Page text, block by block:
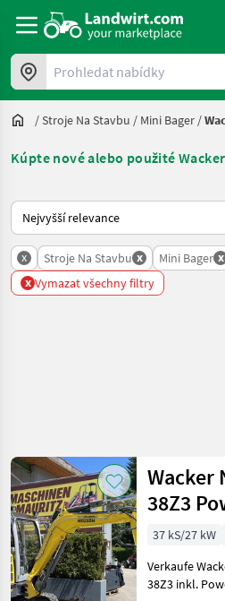
Prohledat nabídky
/Stroje Na Stavbu / Mini Bager /
Kúpte nové alebo použité
Takto se řadí nabídky na
x Stroje Na Stavbu x Mini Bager x
x Vymazat všechny filtry
Kategorie 4 Země
AKTUÁLNÍ
CESTA
stavebná
technika
Obnovit
Zobrazit
33
výsledků
Wacker
38Z3
37 kS/27 kW
Verkaufe
38Z3 inkl.